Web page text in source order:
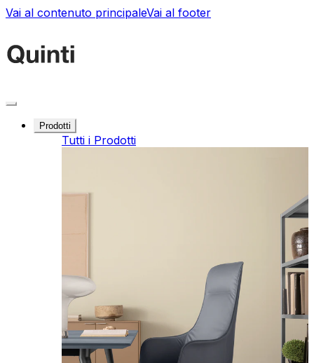
Vai al contenuto principaleVai al footer
Prodotti
Tutti i Prodotti